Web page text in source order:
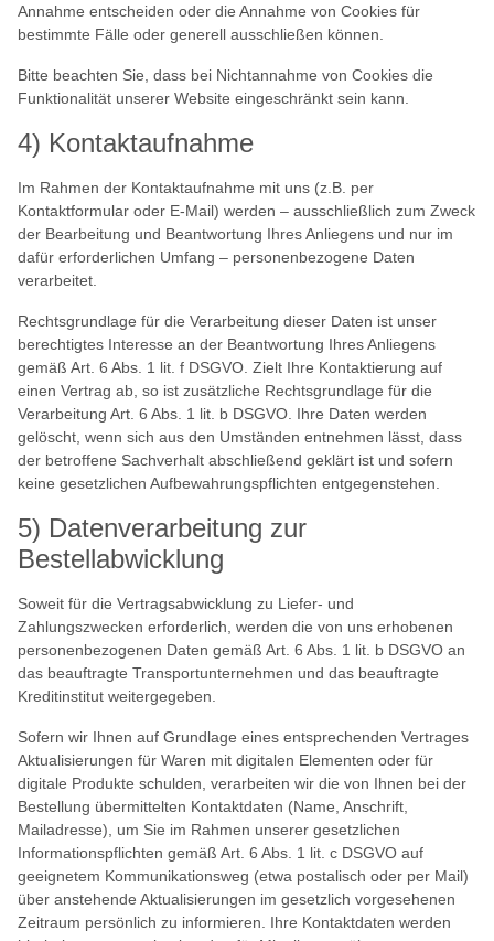
Annahme entscheiden oder die Annahme von Cookies für
bestimmte Fälle oder generell ausschließen können.
Bitte beachten Sie, dass bei Nichtannahme von Cookies die
Funktionalität unserer Website eingeschränkt sein kann.
4) Kontaktaufnahme
Im Rahmen der Kontaktaufnahme mit uns (z.B. per
Kontaktformular oder E-Mail) werden – ausschließlich zum Zweck
der Bearbeitung und Beantwortung Ihres Anliegens und nur im
dafür erforderlichen Umfang – personenbezogene Daten
verarbeitet.
Rechtsgrundlage für die Verarbeitung dieser Daten ist unser
berechtigtes Interesse an der Beantwortung Ihres Anliegens
gemäß Art. 6 Abs. 1 lit. f DSGVO. Zielt Ihre Kontaktierung auf
einen Vertrag ab, so ist zusätzliche Rechtsgrundlage für die
Verarbeitung Art. 6 Abs. 1 lit. b DSGVO. Ihre Daten werden
gelöscht, wenn sich aus den Umständen entnehmen lässt, dass
der betroffene Sachverhalt abschließend geklärt ist und sofern
keine gesetzlichen Aufbewahrungspflichten entgegenstehen.
5) Datenverarbeitung zur
Bestellabwicklung
Soweit für die Vertragsabwicklung zu Liefer- und
Zahlungszwecken erforderlich, werden die von uns erhobenen
personenbezogenen Daten gemäß Art. 6 Abs. 1 lit. b DSGVO an
das beauftragte Transportunternehmen und das beauftragte
Kreditinstitut weitergegeben.
Sofern wir Ihnen auf Grundlage eines entsprechenden Vertrages
Aktualisierungen für Waren mit digitalen Elementen oder für
digitale Produkte schulden, verarbeiten wir die von Ihnen bei der
Bestellung übermittelten Kontaktdaten (Name, Anschrift,
Mailadresse), um Sie im Rahmen unserer gesetzlichen
Informationspflichten gemäß Art. 6 Abs. 1 lit. c DSGVO auf
geeignetem Kommunikationsweg (etwa postalisch oder per Mail)
über anstehende Aktualisierungen im gesetzlich vorgesehenen
Zeitraum persönlich zu informieren. Ihre Kontaktdaten werden